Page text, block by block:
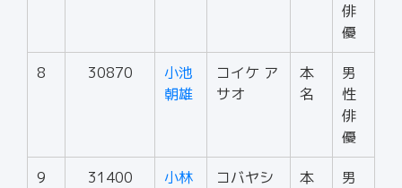
俳
優
8 30870
小池
朝雄
コイケ ア
サオ
本
名
男
性
俳
優
9 31400
小林
コバヤシ
本
男